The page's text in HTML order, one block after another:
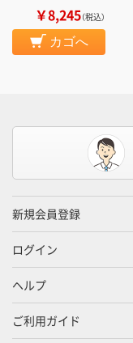
￥8,245（税込）
カゴへ
新規会員登録
ログイン
ヘルプ
ご利用ガイド